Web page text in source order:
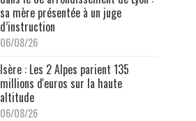
sa mère présentée à un juge
d’instruction
06/08/26
Isère : Les 2 Alpes parient 135
millions d'euros sur la haute
altitude
06/08/26